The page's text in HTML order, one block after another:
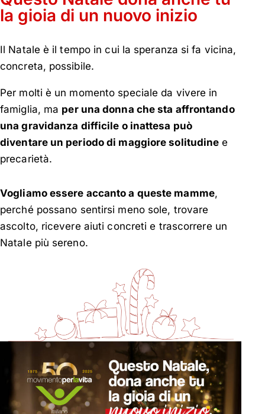
la gioia di un nuovo inizio
Il Natale è il tempo in cui la speranza si fa vicina,
concreta, possibile.
Per molti è un momento speciale da vivere in
famiglia, ma per una donna che sta affrontando
una gravidanza difficile o inattesa può
diventare un periodo di maggiore solitudine e
precarietà.
Vogliamo essere accanto a queste mamme,
perché possano sentirsi meno sole, trovare
ascolto, ricevere aiuti concreti e trascorrere un
Natale più sereno.